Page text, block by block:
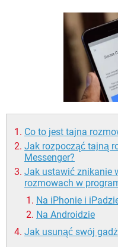
Co to jest tajna
Jak rozpocząć tajną
Messenger?
Jak ustawić znikanie
rozmowach w
Na iPhonie i
Na Androidzie
Jak usunąć swój